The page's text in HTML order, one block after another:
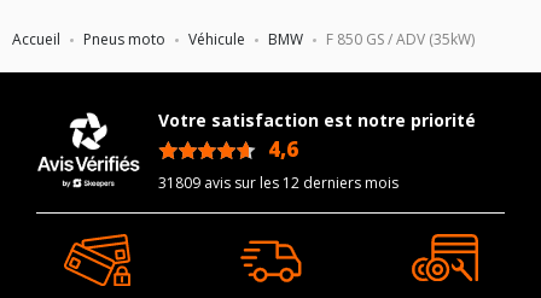
Accueil Pneus moto Véhicule BMW F 850 GS / ADV (35kW)
Votre satisfaction est notre priorité
4,6
31809 avis sur les 12 derniers mois